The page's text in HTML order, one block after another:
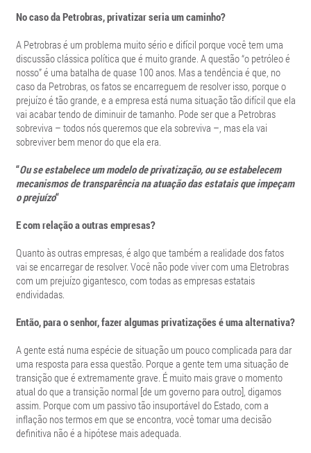
No caso da Petrobras, privatizar seria um caminho?
A Petrobras é um problema muito sério e difícil porque você tem uma
discussão clássica política que é muito grande. A questão “o petróleo é
nosso” é uma batalha de quase 100 anos. Mas a tendência é que, no
caso da Petrobras, os fatos se encarreguem de resolver isso, porque o
prejuízo é tão grande, e a empresa está numa situação tão difícil que ela
vai acabar tendo de diminuir de tamanho. Pode ser que a Petrobras
sobreviva – todos nós queremos que ela sobreviva –, mas ela vai
sobreviver bem menor do que ela era.
“Ou se estabelece um modelo de privatização, ou se estabelecem
mecanismos de transparência na atuação das estatais que impeçam
o prejuízo“
E com relação a outras empresas?
Quanto às outras empresas, é algo que também a realidade dos fatos
vai se encarregar de resolver. Você não pode viver com uma Eletrobras
com um prejuízo gigantesco, com todas as empresas estatais
endividadas.
Então, para o senhor, fazer algumas privatizações é uma alternativa?
A gente está numa espécie de situação um pouco complicada para dar
uma resposta para essa questão. Porque a gente tem uma situação de
transição que é extremamente grave. É muito mais grave o momento
atual do que a transição normal [de um governo para outro], digamos
assim. Porque com um passivo tão insuportável do Estado, com a
inflação nos termos em que se encontra, você tomar uma decisão
definitiva não é a hipótese mais adequada.